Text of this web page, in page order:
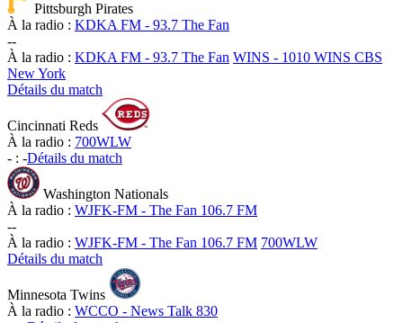
Pittsburgh Pirates
À la radio : KDKA FM - 93.7 The Fan
--
À la radio : KDKA FM - 93.7 The Fan WINS - 1010 WINS CBS
New York
Détails du match
Cincinnati Reds
À la radio : 700WLW
- : -Détails du match
Washington Nationals
À la radio : WJFK-FM - The Fan 106.7 FM
--
À la radio : WJFK-FM - The Fan 106.7 FM 700WLW
Détails du match
Minnesota Twins
À la radio : WCCO - News Talk 830